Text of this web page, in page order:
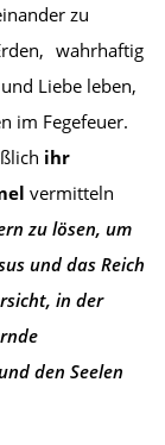
zu
wahrhaftig
Liebe leben,
im Fegefeuer.
ihr
vermitteln
zu lösen, um
und das Reich
in der
den Seelen